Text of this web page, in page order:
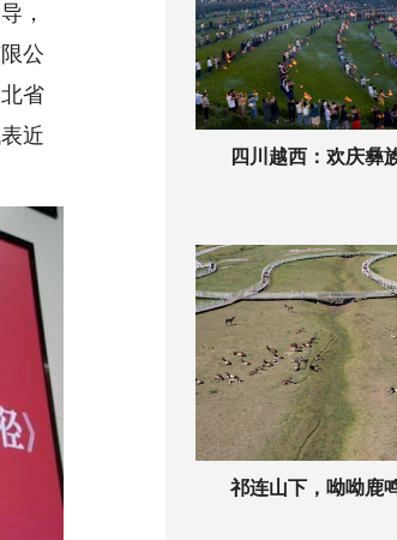
，
公
省
近
四川越西：欢庆彝
祁连山下，呦呦鹿